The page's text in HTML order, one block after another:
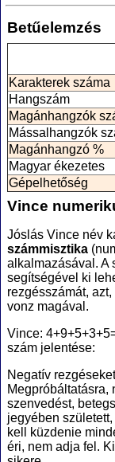
Betűelemzés
Karakterek száma
Hangszám
Magánhangzók
Mássalhangzók
Magánhangzó %
Magyar ékezetes
Gépelhetőség
Vince
Jóslás Vince név
számmisztika
alkalmazásával. A
segítségével ki
rezgésszámát,
vonz magával.
Vince:
szám jelentése:
Negatív
Megpróbáltatásra,
szenvedést,
jegyében
kell küzdenie
éri, nem adja fel.